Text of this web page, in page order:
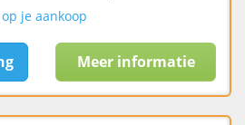
je aankoop
Meer informatie